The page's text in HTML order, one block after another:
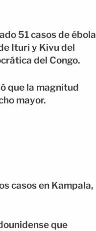
51 casos de ébola
Ituri y Kivu del
del Congo.
que la magnitud
mayor.
casos en Kampala,
que